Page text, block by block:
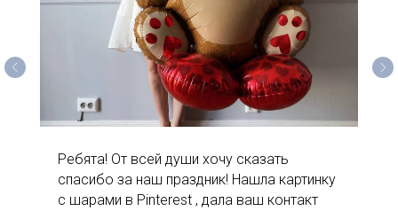
Ребята! От всей души хочу сказать
спасибо за наш праздник! Нашла картинку
с шарами в Pinterest , дала ваш контакт